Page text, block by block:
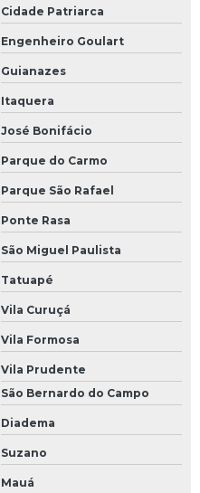
Cidade Patriarca
Engenheiro Goulart
Guianazes
Itaquera
José Bonifácio
Parque do Carmo
Parque São Rafael
Ponte Rasa
São Miguel Paulista
Tatuapé
Vila Curuçá
Vila Formosa
Vila Prudente
São Bernardo do Campo
Diadema
Suzano
Mauá